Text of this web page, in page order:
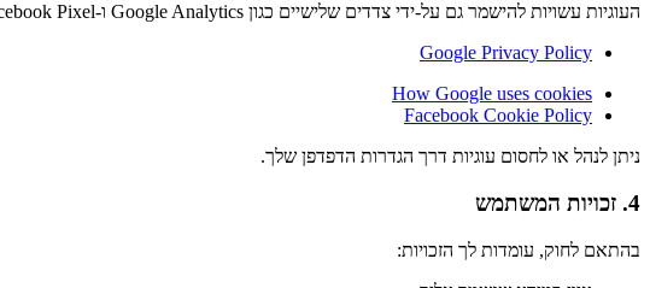
העוגיות עשויות להישמר גם על-ידי צדדים שלישיים כגון Google Analytics ו-Facebook Pixel, בהתאם למדיניותם.
Google Privacy Policy
How Google uses cookies
Facebook Cookie Policy
ניתן לנהל או לחסום עוגיות דרך הגדרות הדפדפן שלך.
4. זכויות המשתמש
בהתאם לחוק, עומדות לך הזכויות: